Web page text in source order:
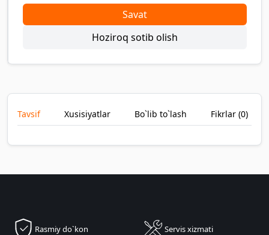
Savat
Hoziroq sotib olish
Tavsif Xusisiyatlar Bo`lib to`lash Fikrlar (0)
Rasmiy do`kon Servis xizmati